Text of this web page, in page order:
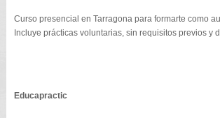
Curso presencial en Tarragona para formarte como
Incluye prácticas voluntarias, sin requisitos previos y
Educapractic